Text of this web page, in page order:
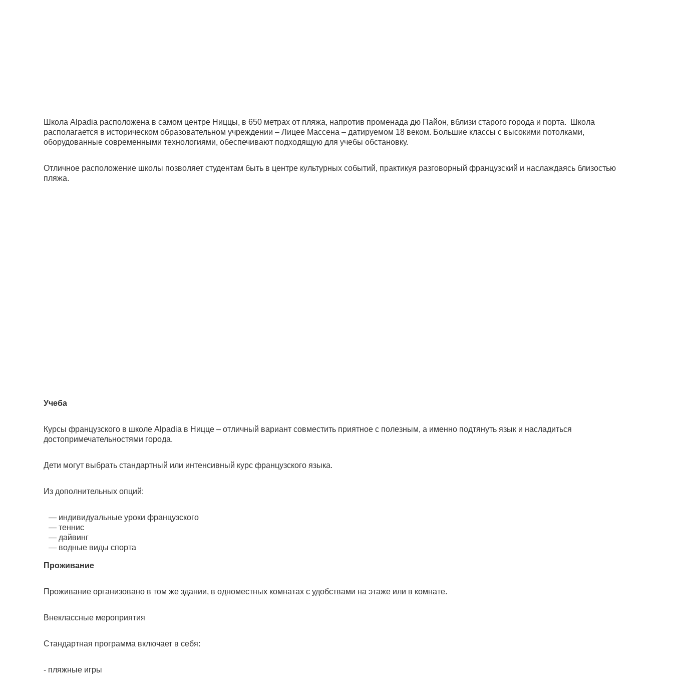
Школа Alpadia расположена в самом центре Ниццы, в 650 метрах от пляжа, напротив променада дю Пайон, вблизи старого города и порта. Школа
располагается в историческом образовательном учреждении – Лицее Массена – датируемом 18 веком. Большие классы с высокими потолками,
оборудованные современными технологиями, обеспечивают подходящую для учебы обстановку.
Отличное расположение школы позволяет студентам быть в центре культурных событий, практикуя разговорный французский и наслаждаясь близостью
пляжа.
Учеба
Курсы французского в школе Alpadia в Ницце – отличный вариант совместить приятное с полезным, а именно подтянуть язык и насладиться
достопримечательностями города.
Дети могут выбрать стандартный или интенсивный курс французского языка.
Из дополнительных опций:
индивидуальные уроки французского
теннис
дайвинг
водные виды спорта
Проживание
Проживание организовано в том же здании, в одноместных комнатах с удобствами на этаже или в комнате.
Внеклассные мероприятия
Стандартная программа включает в себя:
- пляжные игры